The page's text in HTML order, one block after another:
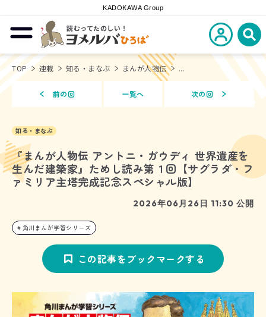
KADOKAWA Group
メニューを開閉する
読むってたのしい！
ヨメルバひろば
新規会員登
検
TOP 連載 知る・まなぶ まんが人物伝 ...
前の回 一覧へ 次の回
知る・まなぶ
『まんが人物伝 アントニ・ガウディ 世界遺産を
生んだ建築家』ためし読み第１回【サグラダ・フ
ァミリア主塔完成記念スペシャル版】
2026年06月26日 11:30 公開
角川まんが学習シリーズ
この記事をブックマークする